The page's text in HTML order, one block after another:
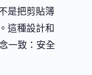
是把剪貼簿
這種設計和
一致：安全